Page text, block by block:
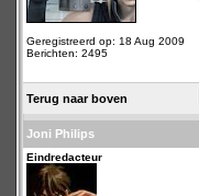
Geregistreerd op: 18 Aug 2009
Berichten: 2495
Terug naar boven
Joni Philips
Eindredacteur